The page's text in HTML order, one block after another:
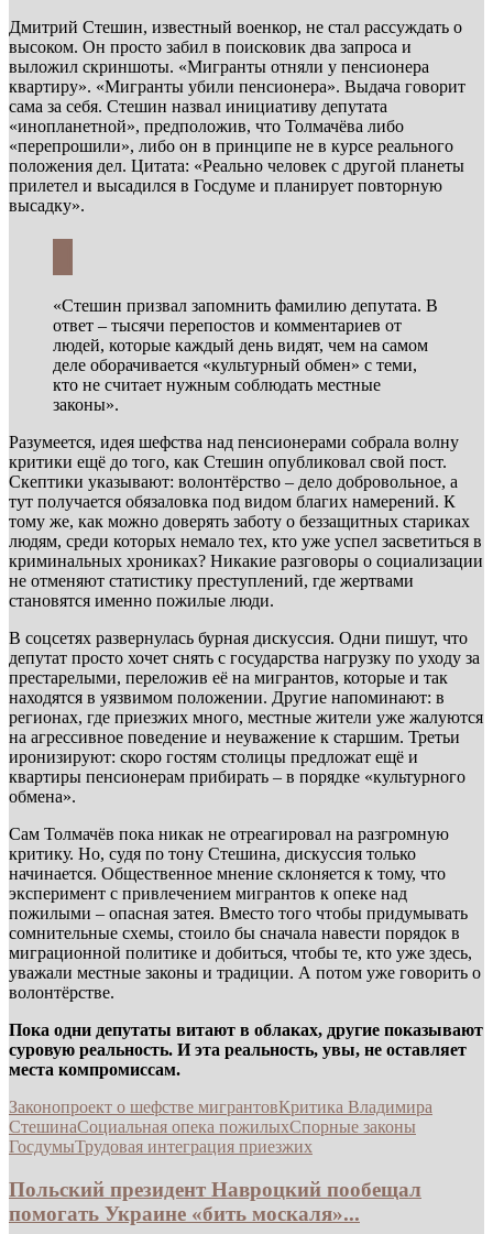
Дмитрий Стешин, известный военкор, не стал рассуждать о
высоком. Он просто забил в поисковик два запроса и
выложил скриншоты. «Мигранты отняли у пенсионера
квартиру». «Мигранты убили пенсионера». Выдача говорит
сама за себя. Стешин назвал инициативу депутата
«инопланетной», предположив, что Толмачёва либо
«перепрошили», либо он в принципе не в курсе реального
положения дел. Цитата: «Реально человек с другой планеты
прилетел и высадился в Госдуме и планирует повторную
высадку».
«Стешин призвал запомнить фамилию депутата. В
ответ – тысячи перепостов и комментариев от
людей, которые каждый день видят, чем на самом
деле оборачивается «культурный обмен» с теми,
кто не считает нужным соблюдать местные
законы».
Разумеется, идея шефства над пенсионерами собрала волну
критики ещё до того, как Стешин опубликовал свой пост.
Скептики указывают: волонтёрство – дело добровольное, а
тут получается обязаловка под видом благих намерений. К
тому же, как можно доверять заботу о беззащитных стариках
людям, среди которых немало тех, кто уже успел засветиться в
криминальных хрониках? Никакие разговоры о социализации
не отменяют статистику преступлений, где жертвами
становятся именно пожилые люди.
В соцсетях развернулась бурная дискуссия. Одни пишут, что
депутат просто хочет снять с государства нагрузку по уходу за
престарелыми, переложив её на мигрантов, которые и так
находятся в уязвимом положении. Другие напоминают: в
регионах, где приезжих много, местные жители уже жалуются
на агрессивное поведение и неуважение к старшим. Третьи
иронизируют: скоро гостям столицы предложат ещё и
квартиры пенсионерам прибирать – в порядке «культурного
обмена».
Сам Толмачёв пока никак не отреагировал на разгромную
критику. Но, судя по тону Стешина, дискуссия только
начинается. Общественное мнение склоняется к тому, что
эксперимент с привлечением мигрантов к опеке над
пожилыми – опасная затея. Вместо того чтобы придумывать
сомнительные схемы, стоило бы сначала навести порядок в
миграционной политике и добиться, чтобы те, кто уже здесь,
уважали местные законы и традиции. А потом уже говорить о
волонтёрстве.
Пока одни депутаты витают в облаках, другие показывают
суровую реальность. И эта реальность, увы, не оставляет
места компромиссам.
Законопроект о шефстве мигрантовКритика Владимира
СтешинаСоциальная опека пожилыхСпорные законы
ГосдумыТрудовая интеграция приезжих
Польский президент Навроцкий пообещал
помогать Украине «бить москаля»...